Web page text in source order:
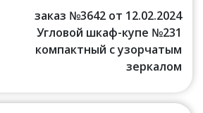
заказ №3642 от 12.02.2024
Угловой шкаф-купе №231
компактный с узорчатым
зеркалом